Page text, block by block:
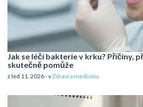
Jak se léčí bakterie v krku? Příčiny,
skutečně pomůže
z led 11, 2026 - vZdraví a medicína